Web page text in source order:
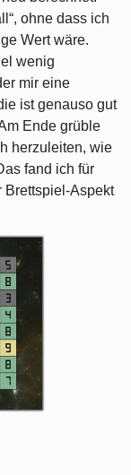
ohne dass ich
Wert wäre.
wenig
mir eine
ist genauso gut
Ende grüble
herzuleiten, wie
fand ich für
Brettspiel-Aspekt